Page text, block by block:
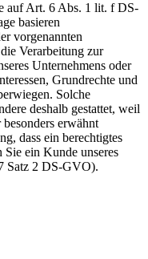
auf Art. 6 Abs. 1 lit. f DS-
basieren
vorgenannten
Verarbeitung zur
Unternehmens oder
Grundrechte und
Solche
deshalb gestattet, weil
erwähnt
dass ein berechtigtes
Sie ein Kunde unseres
Satz 2 DS-GVO).